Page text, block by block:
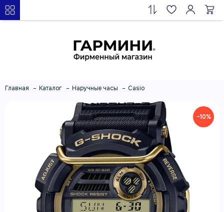
Главная Каталог Наручные часы Casio
−10%